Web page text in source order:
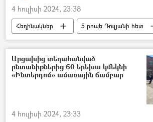
4 հուլիսի 2024, 23:38
Հեղինակներ
5 րոպե Դուլյանի հետ
Գորշ գայլեր
Վրաստանի Հանրապետություն
վրացի
ֆուտբոլիստ
Թուրք
Արցախից տեղահանված
ընտանիքներից 60 երեխա կմեկնի
«Ինտերդոմ» ամառային ճամբար
4 հուլիսի 2024, 23:33